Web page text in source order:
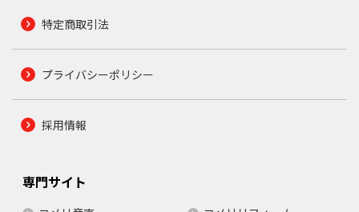
特定商取引法
プライバシーポリシー
採用情報
専門サイト